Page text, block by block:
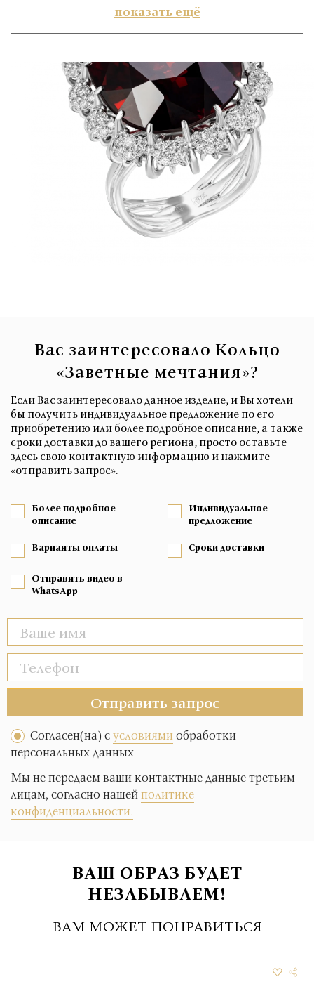
показать ещё
Вас заинтересовало Кольцо
«Заветные мечтания»?
Если Вас заинтересовало данное изделие, и Вы хотели
бы получить индивидуальное предложение по его
приобретению или более подробное описание, а также
сроки доставки до вашего региона, просто оставьте
здесь свою контактную информацию и нажмите
«отправить запрос».
Более подробное
описание
Индивидуальное
предложение
Варианты оплаты Сроки доставки
Отправить видео в
WhatsApp
Отправить запрос
Согласен(на) сусловиямиобработки
персональных данных
Мы не передаем ваши контактные данные третьим
лицам, согласно нашейполитике
конфиденциальности.
ВАШ ОБРАЗ БУДЕТ
НЕЗАБЫВАЕМ!
ВАМ МОЖЕТ ПОНРАВИТЬСЯ